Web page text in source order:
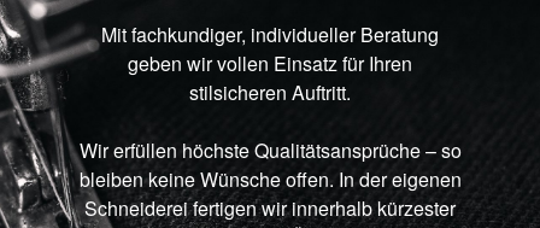
Mit fachkundiger, individueller Beratung
geben wir vollen Einsatz für Ihren
stilsicheren Auftritt.
Wir erfüllen höchste Qualitätsansprüche – so
bleiben keine Wünsche offen. In der eigenen
Schneiderei fertigen wir innerhalb kürzester